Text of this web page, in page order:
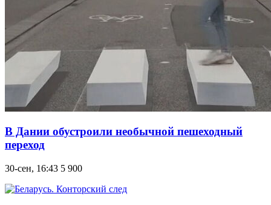
В Дании обустроили необычной пешеходный
переход
30-сен, 16:43 5 900